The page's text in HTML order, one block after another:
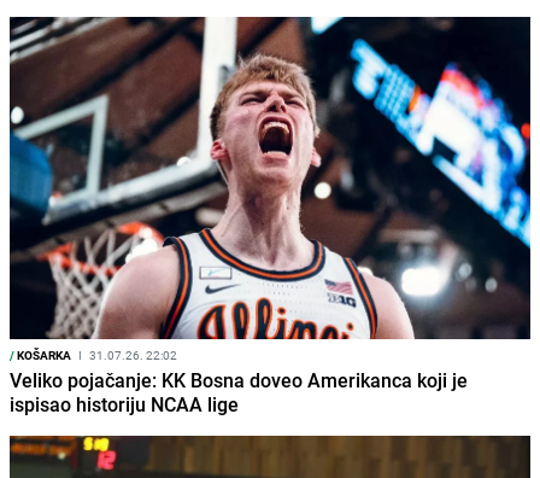
/KOŠARKA I 31.07.26. 22:02
Veliko pojačanje: KK Bosna doveo Amerikanca koji je
ispisao historiju NCAA lige